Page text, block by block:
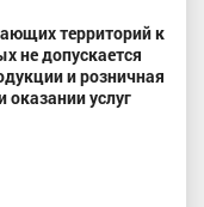
территорий к
не допускается
и розничная
услуг